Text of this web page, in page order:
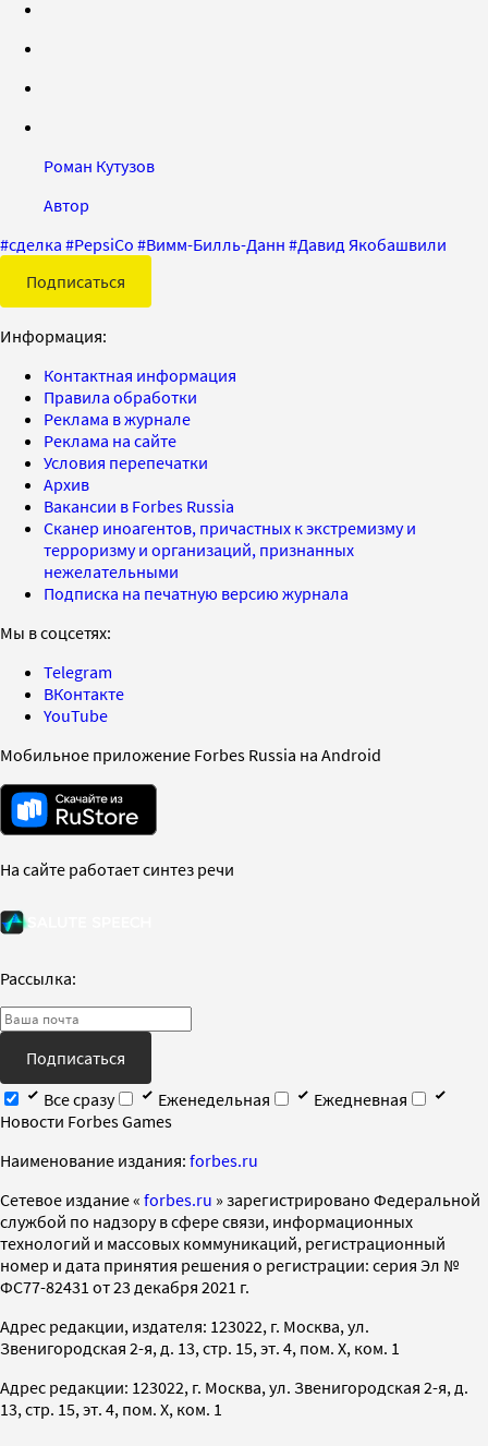
Роман Кутузов
Автор
#сделка #PepsiCo #Вимм-Билль-Данн #Давид Якобашвили
Подписаться
Информация:
Контактная информация
Правила обработки
Реклама в журнале
Реклама на сайте
Условия перепечатки
Архив
Вакансии в Forbes Russia
Сканер иноагентов, причастных к экстремизму и
терроризму и организаций, признанных
нежелательными
Подписка на печатную версию журнала
Мы в соцсетях:
Telegram
ВКонтакте
YouTube
Мобильное приложение Forbes Russia на Android
На сайте работает синтез речи
Рассылка:
Подписаться
Все сразу
Еженедельная
Ежедневная
Новости Forbes Games
Наименование издания: forbes.ru
Cетевое издание « forbes.ru » зарегистрировано Федеральной
службой по надзору в сфере связи, информационных
технологий и массовых коммуникаций, регистрационный
номер и дата принятия решения о регистрации: серия Эл №
ФС77-82431 от 23 декабря 2021 г.
Адрес редакции, издателя: 123022, г. Москва, ул.
Звенигородская 2-я, д. 13, стр. 15, эт. 4, пом. X, ком. 1
Адрес редакции: 123022, г. Москва, ул. Звенигородская 2-я, д.
13, стр. 15, эт. 4, пом. X, ком. 1